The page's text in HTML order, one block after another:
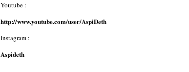
Youtube :
http://www.youtube.com/user/AspiDeth
Instagram :
Aspideth